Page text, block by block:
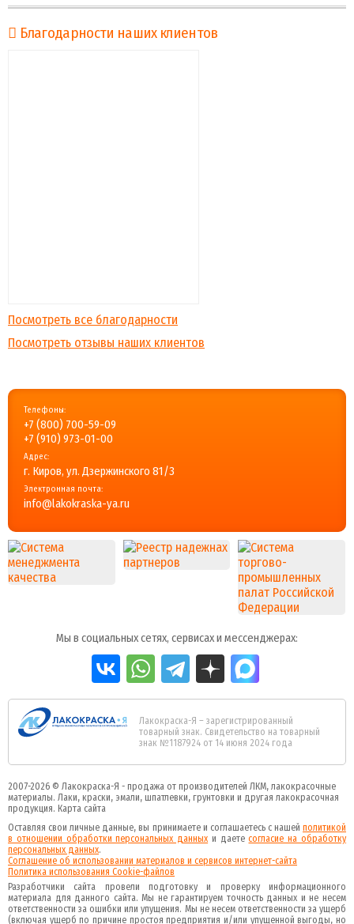
Благодарности наших клиентов
Посмотреть все благодарности
Посмотреть отзывы наших клиентов
Телефоны:
+7 (800) 700-59-09
+7 (910) 973-01-00
Адрес:
г. Киров, ул. Дзержинского 81/3
Электронная почта:
info@lakokraska-ya.ru
Мы в социальных сетях, сервисах и мессенджерах:
Лакокраска-Я – зарегистрированный
товарный знак. Свидетельство на товарный
знак №1187924 от 14 июня 2024 года
2007-2026 © Лакокраска-Я - продажа от производителей ЛКМ, лакокрасочные
материалы. Лаки, краски, эмали, шпатлевки, грунтовки и другая лакокрасочная
продукция. Карта сайта
Оставляя свои личные данные, вы принимаете и соглашаетесь с нашей политикой
в отношении обработки персональных данных и даетеcогласие на обработку
персональных данных.
Соглашение об использовании материалов и сервисов интернет-сайта
Политика использования Cookie-файлов
Разработчики сайта провели подготовку и проверку информационного
материала для данного сайта. Мы не гарантируем точность данных и не несем
ответственности за ошибки или упущения. Мы не несем ответственности за ущерб
(включая ущерб по причине простоя предприятия и/или упущенной выгоды, но